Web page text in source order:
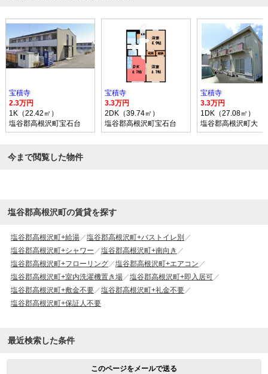
宝積寺
2.3万円
1K（22.42㎡）
塩谷郡高根沢町宝石台
宝積寺
3.3万円
2DK（39.74㎡）
塩谷郡高根沢町宝石台
宝積寺
3.3万円
1DK（27.08㎡）
塩谷郡高根沢町大
今まで閲覧した物件
塩谷郡高根沢町の賃貸を探す
塩谷郡高根沢町+給湯
塩谷郡高根沢町+バストイレ別
塩谷郡高根沢町+シャワー
塩谷郡高根沢町+南向き
塩谷郡高根沢町+フローリング
塩谷郡高根沢町+エアコン
塩谷郡高根沢町+室内洗濯機置き場
塩谷郡高根沢町+即入居可
塩谷郡高根沢町+敷金不要
塩谷郡高根沢町+礼金不要
塩谷郡高根沢町+保証人不要
最近検索した条件
このページをメールで送る